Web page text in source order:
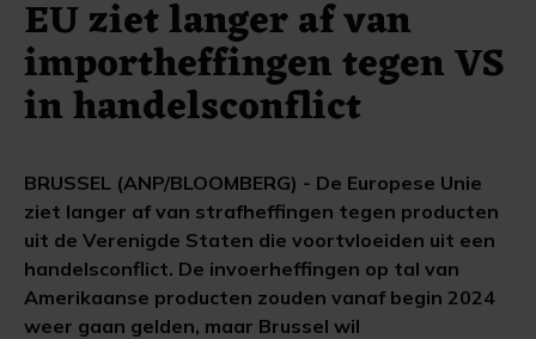
EU ziet langer af van
importheffingen tegen VS
in handelsconflict
BRUSSEL (ANP/BLOOMBERG) - De Europese Unie
ziet langer af van strafheffingen tegen producten
uit de Verenigde Staten die voortvloeiden uit een
handelsconflict. De invoerheffingen op tal van
Amerikaanse producten zouden vanaf begin 2024
weer gaan gelden, maar Brussel wil